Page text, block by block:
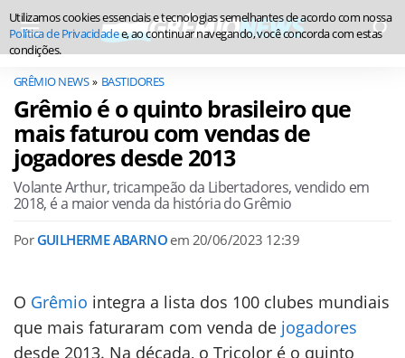
GRÊMIO NEWS BASTIDORES
Grêmio é o quinto brasileiro que
mais faturou com vendas de
jogadores desde 2013
Volante Arthur, tricampeão da Libertadores, vendido em
2018, é a maior venda da história do Grêmio
Por GUILHERME ABARNO em 20/06/2023 12:39
O Grêmio integra a lista dos 100 clubes mundiais
que mais faturaram com venda de jogadores
desde 2013. Na década, o Tricolor é o quinto
Utilizamos cookies essenciais e tecnologias semelhantes de acordo com nossa
Política de Privacidadee, ao continuar navegando, você concorda com estas
condições.